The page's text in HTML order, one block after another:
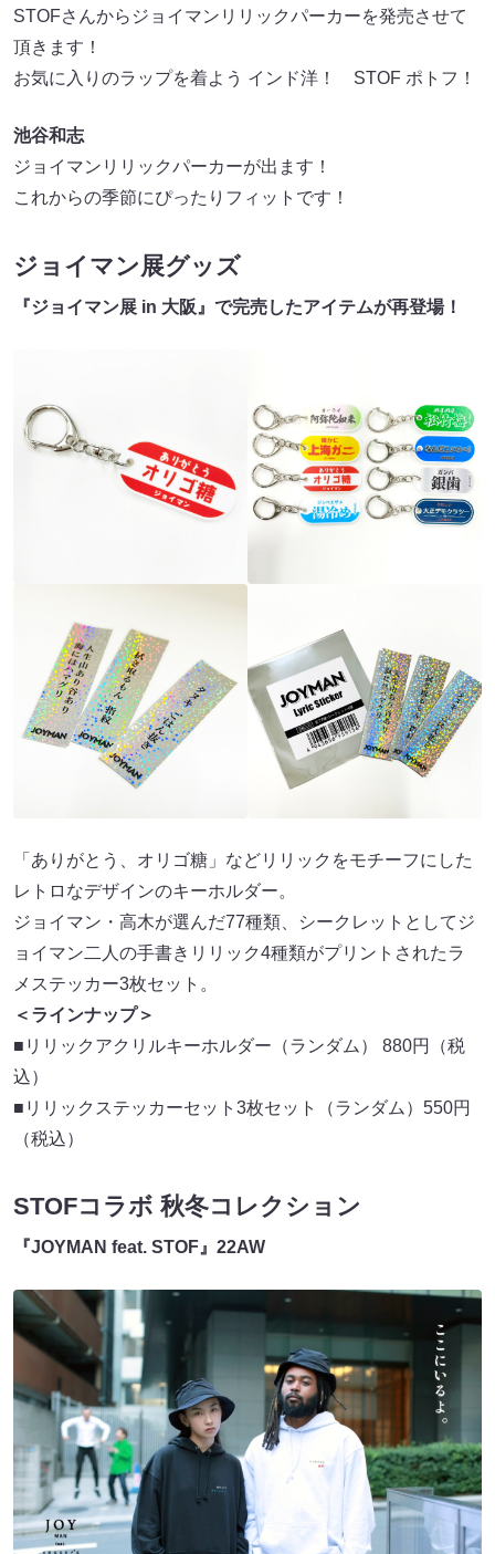
STOFさんからジョイマンリリックパーカーを発売させて
頂きます！
お気に入りのラップを着よう インド洋！ STOF ポトフ！
池谷和志
ジョイマンリリックパーカーが出ます！
これからの季節にぴったりフィットです！
ジョイマン展グッズ
『ジョイマン展 in 大阪』で完売したアイテムが再登場！
「ありがとう、オリゴ糖」などリリックをモチーフにした
レトロなデザインのキーホルダー。
ジョイマン・高木が選んだ77種類、シークレットとしてジ
ョイマン二人の手書きリリック4種類がプリントされたラ
メステッカー3枚セット。
＜ラインナップ＞
■リリックアクリルキーホルダー（ランダム） 880円（税
込）
■リリックステッカーセット3枚セット（ランダム）550円
（税込）
STOFコラボ 秋冬コレクション
『JOYMAN feat. STOF』22AW